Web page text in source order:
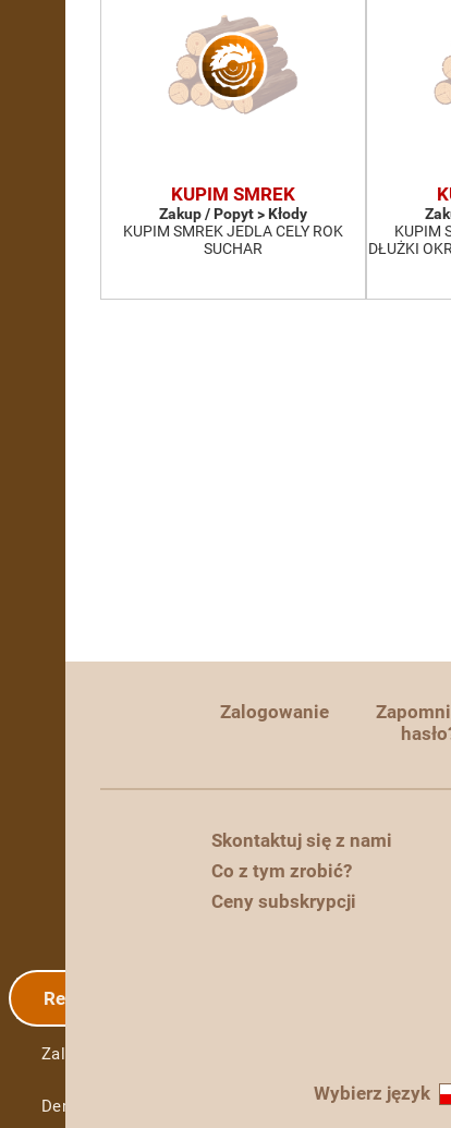
Rejestracja
Zalogowanie
Demo
KUPIM SMREK
Zakup / Popyt > Kłody
KUPIM SMREK JEDLA CELY ROK
SUCHAR
KUPIM
DŁUŻKI
Zalogowanie
Skontaktuj się z nami
Co z tym zrobić?
Ceny subskrypcji
Wybierz język